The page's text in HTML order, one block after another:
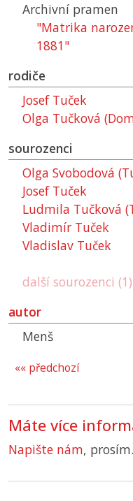
Archivní pramen
"Matrika
1881"
rodiče
Josef Tuček
Olga Tučková
sourozenci
Olga Svobodová
Josef Tuček
Ludmila Tučková
Vladimír Tuček
Vladislav Tuček
další sourozenci
autor
Menš
«« předchozí
Máte více
Napište nám,